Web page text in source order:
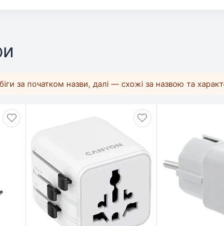
за початком назви, далі — схожі за назвою та